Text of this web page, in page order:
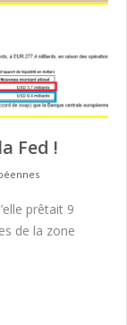
Fed !
prêtait 9
de la zone